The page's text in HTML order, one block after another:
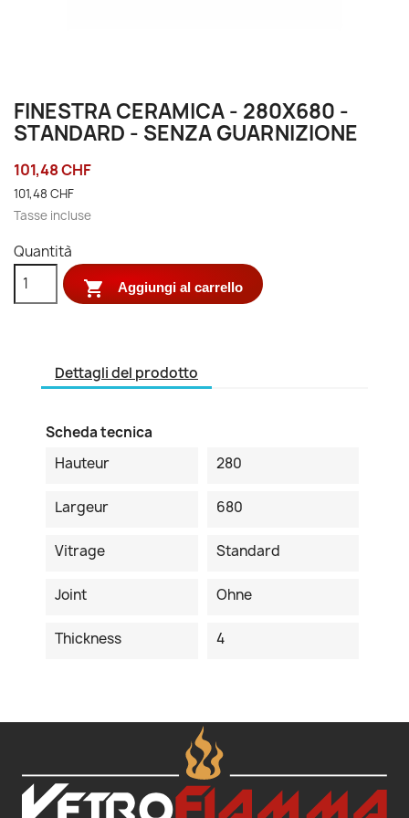
FINESTRA CERAMICA - 280X680 -
STANDARD - SENZA GUARNIZIONE
101,48 CHF
101,48 CHF
Tasse incluse
Quantità
 Aggiungi al carrello
Dettagli del prodotto
Scheda tecnica
Hauteur
280
Largeur 680
Vitrage Standard
Joint Ohne
Thickness 4